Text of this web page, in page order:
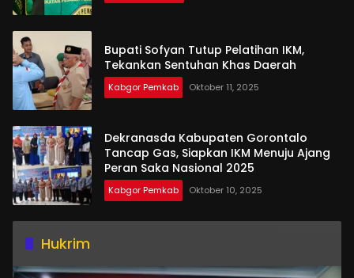
Bupati Sofyan Tutup Pelatihan IKM,
Tekankan Sentuhan Khas Daerah
Kabgor Pemkab Oktober 11, 2025
Dekranasda Kabupaten Gorontalo
Tancap Gas, Siapkan IKM Menuju Ajang
Peran Saka Nasional 2025
Kabgor Pemkab Oktober 10, 2025
Hukrim